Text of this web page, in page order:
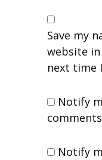
Save my
website
next time
Notify
Notify